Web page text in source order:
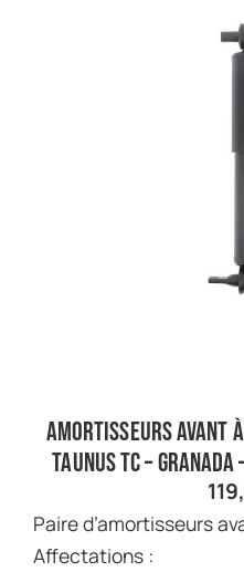
Amortisseurs avant
Taunus TC –
Paire d’amortisseurs
Affectations :